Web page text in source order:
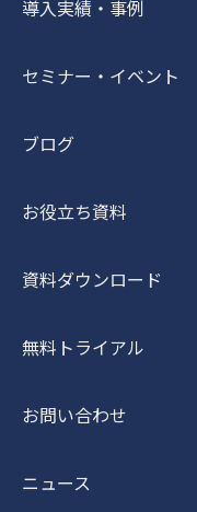
導入実績・事例
セミナー・イベント
ブログ
お役立ち資料
資料ダウンロード
無料トライアル
お問い合わせ
ニュース